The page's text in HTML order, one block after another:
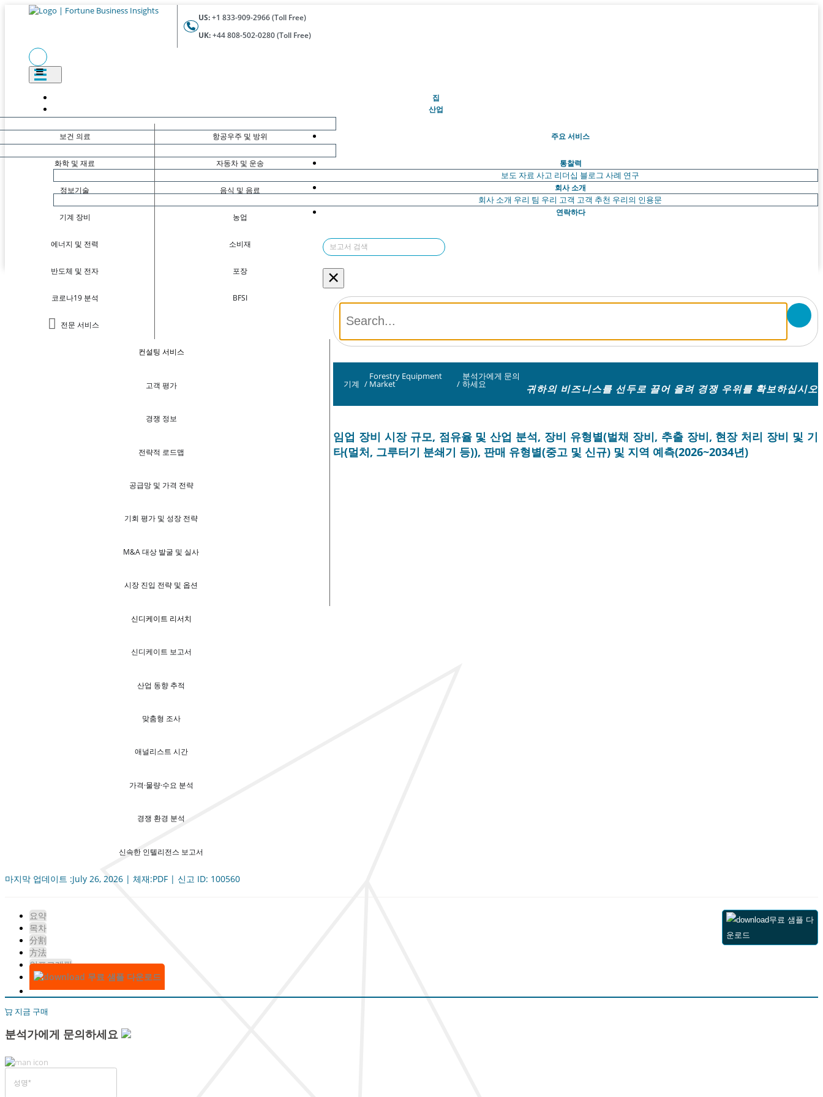
US:+1 833-909-2966 (Toll Free)
UK:+44 808-502-0280 (Toll Free)
집(현재의)
산업
보건 의료
화학 및 재료
정보기술
기계 장비
에너지 및 전력
반도체 및 전자
코로나19 분석
전문 서비스
항공우주 및 방위
자동차 및 운송
음식 및 음료
농업
소비재
포장
BFSI
주요 서비스
컨설팅 서비스
고객 평가
경쟁 정보
전략적 로드맵
공급망 및 가격 전략
기회 평가 및 성장 전략
M&A 대상 발굴 및 실사
시장 진입 전략 및 옵션
신디케이트 리서치
신디케이트 보고서
산업 동향 추적
맞춤형 조사
애널리스트 시간
가격·물량·수요 분석
경쟁 환경 분석
신속한 인텔리전스 보고서
통찰력
보도 자료 사고 리더십 블로그 사례 연구
회사 소개
회사 소개 우리 팀 우리 고객 고객 추천 우리의 인용문
연락하다
×
기계 /
Forestry Equipment
Market /
분석가에게 문의
하세요 귀하의 비즈니스를 선두로 끌어 올려 경쟁 우위를 확보하십시오
임업 장비 시장 규모, 점유율 및 산업 분석, 장비 유형별(벌채 장비, 추출 장비, 현장 처리 장비 및 기
타(멀처, 그루터기 분쇄기 등)), 판매 유형별(중고 및 신규) 및 지역 예측(2026~2034년)
마지막 업데이트 :July 26, 2026 | 체재:PDF | 신고 ID: 100560
요약
목차
分割
方法
인포그래픽
무료 샘플 다운로드
무료 샘플 다
운로드
지금 구매
분석가에게 문의하세요